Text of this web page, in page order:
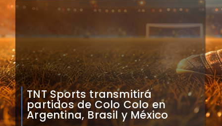
Mauricio Pinilla compara a
Colo Colo con Real Madrid de
Sudamérica